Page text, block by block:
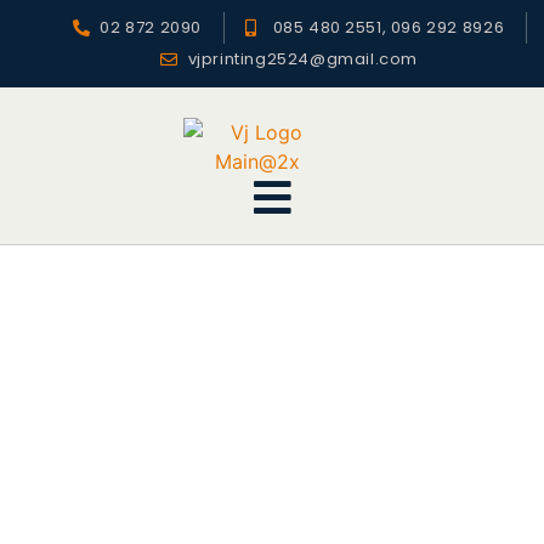
02 872 2090
085 480 2551, 096 292 8926
vjprinting2524@gmail.com